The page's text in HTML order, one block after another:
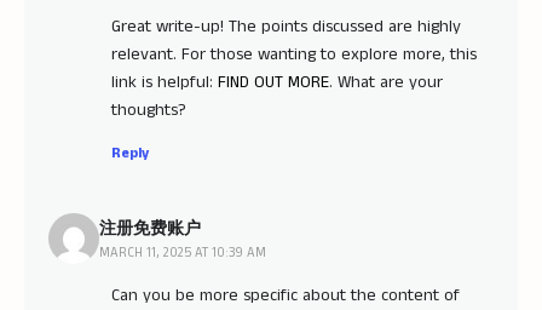
Great write-up! The points discussed are highly
relevant. For those wanting to explore more, this
link is helpful: FIND OUT MORE. What are your
thoughts?
Reply
注册免费账户
MARCH 11, 2025 AT 10:39 AM
Can you be more specific about the content of